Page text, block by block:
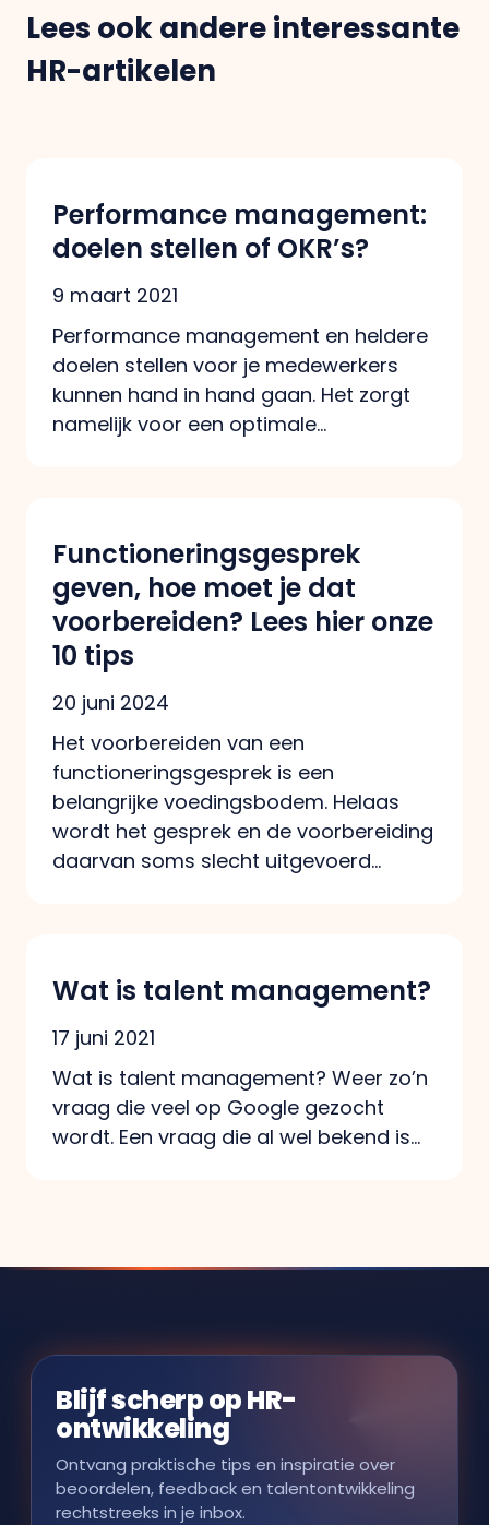
Lees ook andere interessante
HR-artikelen
Performance management:
doelen stellen of OKR’s?
9 maart 2021
Performance management en heldere
doelen stellen voor je medewerkers
kunnen hand in hand gaan. Het zorgt
namelijk voor een optimale…
Functioneringsgesprek
geven, hoe moet je dat
voorbereiden? Lees hier onze
10 tips
20 juni 2024
Het voorbereiden van een
functioneringsgesprek is een
belangrijke voedingsbodem. Helaas
wordt het gesprek en de voorbereiding
daarvan soms slecht uitgevoerd…
Wat is talent management?
17 juni 2021
Wat is talent management? Weer zo’n
vraag die veel op Google gezocht
wordt. Een vraag die al wel bekend is…
Blijf scherp op HR-
ontwikkeling
Ontvang praktische tips en inspiratie over
beoordelen, feedback en talentontwikkeling
rechtstreeks in je inbox.